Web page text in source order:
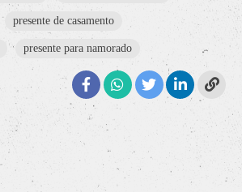
presente de casamento
presente para namorado